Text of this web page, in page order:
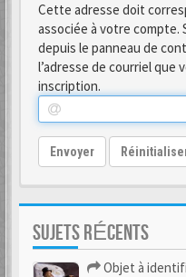
Cette adresse doit
associée à votre compte.
depuis le panneau de
l’adresse de courriel que
inscription.
Envoyer
SUJETS RÉCENTS
Objet à